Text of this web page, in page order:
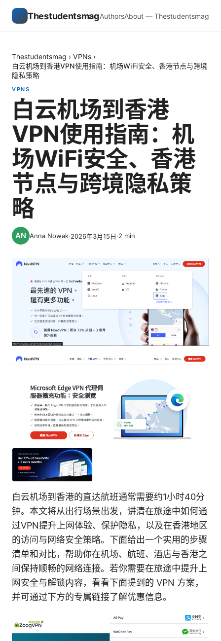
ThestudentsmagAuthorsAbout — Thestudentsmag
Thestudentsmag › VPNs ›
白云机场到香港VPN使用指南：机场WiFi安全、香港节点与跨境
隐私策略
VPNS
白云机场到香港
VPN使用指南：机
场WiFi安全、香港
节点与跨境隐私策
略
Anna Nowak·2026年3月15日·2 min
白云机场到香港的直达航班通常需要约1小时40分
钟。本文将从出行场景出发，讲清在旅途中如何通
过VPN提升上网体验、保护隐私，以及在香港地区
的访问与网络安全策略。下面给出一个实用的步骤
清单和对比，帮助你在机场、航班、酒店与香港之
间保持顺畅的网络连接。若你需要在旅途中提升上
网安全与解锁内容，看看下面提到的 VPN 方案，
并可通过下方的专属链接了解优惠信息。